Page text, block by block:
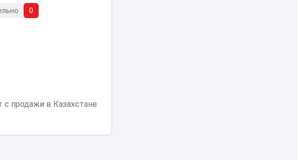
0
с продажи в Казахстане